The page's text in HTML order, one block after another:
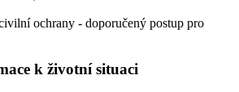
ochrany - doporučený postup pro
k životní situaci